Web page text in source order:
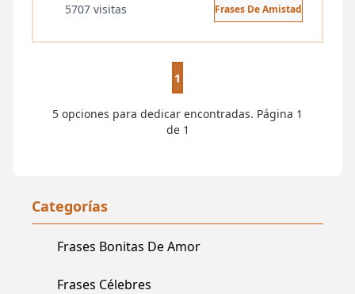
Categorías
Frases Bonitas De Amor
Frases Célebres
5707 visitas Frases De Amistad
1
5 opciones para dedicar encontradas. Página 1
de 1